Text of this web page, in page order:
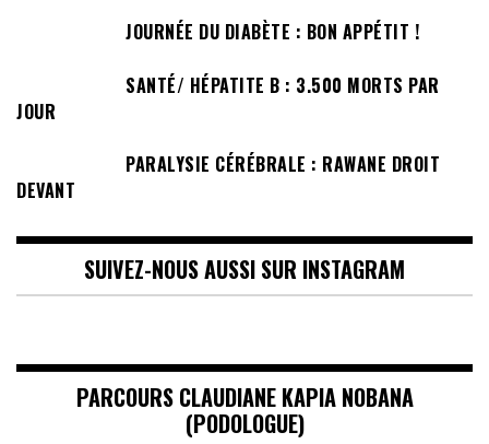
JOURNÉE DU DIABÈTE : BON APPÉTIT !
SANTÉ/ HÉPATITE B : 3.500 MORTS PAR
JOUR
PARALYSIE CÉRÉBRALE : RAWANE DROIT
DEVANT
SUIVEZ-NOUS AUSSI SUR INSTAGRAM
PARCOURS CLAUDIANE KAPIA NOBANA
(PODOLOGUE)